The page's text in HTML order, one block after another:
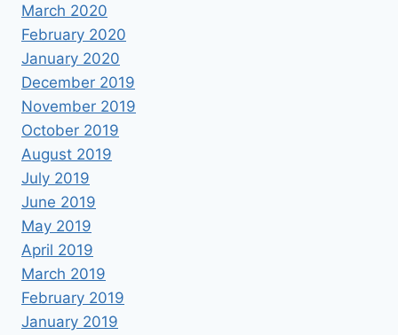
March 2020
February 2020
January 2020
December 2019
November 2019
October 2019
August 2019
July 2019
June 2019
May 2019
April 2019
March 2019
February 2019
January 2019